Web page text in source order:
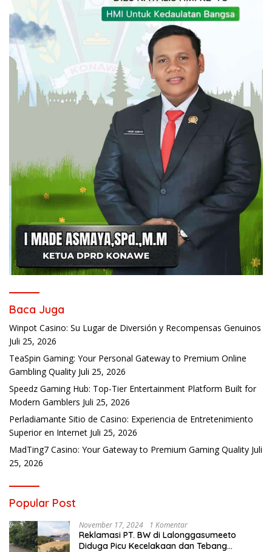
Baca Juga
Winpot Casino: Su Lugar de Diversión y Recompensas Genuinos
Juli 25, 2026
TeaSpin Gaming: Your Personal Gateway to Premium Online
Gambling Quality Juli 25, 2026
Speedz Gaming Hub: Top-Tier Entertainment Platform Built for
Modern Gamblers Juli 25, 2026
Perladiamante Sitio de Casino: Experiencia de Entretenimiento
Superior en Internet Juli 25, 2026
MadTing7 Casino: Your Gateway to Premium Gaming Quality Juli
25, 2026
Popular Post
November 17, 2024 1 Komentar
Reklamasi PT. BW di Lalonggasumeeto
Diduga Picu Kecelakaan dan Tebang